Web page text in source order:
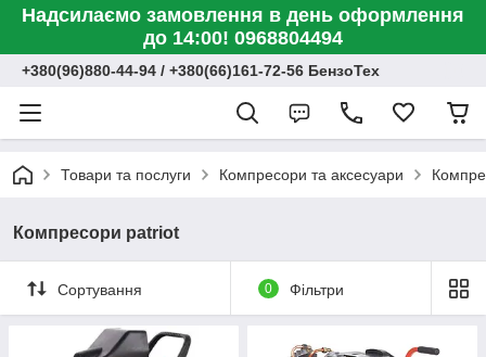
Надсилаємо замовлення в день оформлення
до 14:00! 0968804494
+380(96)880-44-94 / +380(66)161-72-56 БензоТех
Товари та послуги Компресори та аксесуари
Компресори patriot
Сортування 0 Фільтри